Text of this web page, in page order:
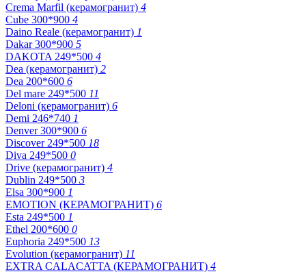
Crema Marfil (керамогранит) 4
Cube 300*900 4
Daino Reale (керамогранит) 1
Dakar 300*900 5
DAKOTA 249*500 4
Dea (керамогранит) 2
Dea 200*600 6
Del mare 249*500 11
Deloni (керамогранит) 6
Demi 246*740 1
Denver 300*900 6
Discover 249*500 18
Diva 249*500 0
Drive (керамогранит) 4
Dublin 249*500 3
Elsa 300*900 1
EMOTION (КЕРАМОГРАНИТ) 6
Esta 249*500 1
Ethel 200*600 0
Euphoria 249*500 13
Evolution (керамогранит) 11
EXTRA CALACATTA (КЕРАМОГРАНИТ) 4